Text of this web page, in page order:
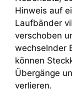
Hinweis auf
Laufbänder
verschoben
wechselnder
können
Übergänge
verlieren.